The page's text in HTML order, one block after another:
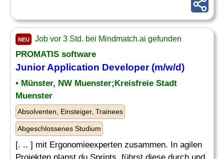
NEU Job vor 3 Std. bei Mindmatch.ai gefunden
PROMATIS software
JuniorApplication Developer(m/w/d)
• Münster, NW Muenster;Kreisfreie Stadt
Muenster
Absolventen, Einsteiger, Trainees
Abgeschlossenes Studium
[. .. ] mit Ergonomieexperten zusammen. In agilen